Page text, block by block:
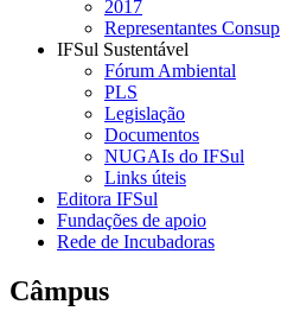
2017
Representantes Consup
IFSul Sustentável
Fórum Ambiental
PLS
Legislação
Documentos
NUGAIs do IFSul
Links úteis
Editora IFSul
Fundações de apoio
Rede de Incubadoras
Câmpus